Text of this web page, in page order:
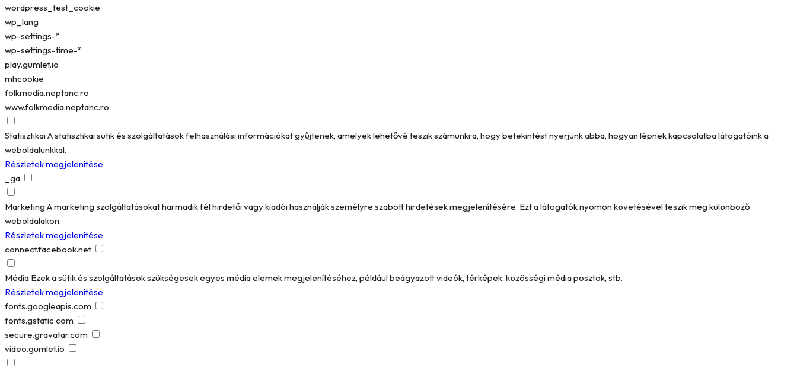
wordpress_test_cookie
wp_lang
wp-settings-*
wp-settings-time-*
play.gumlet.io
mhcookie
folkmedia.neptanc.ro
www.folkmedia.neptanc.ro
StatisztikaiA statisztikai sütik és szolgáltatások felhasználási információkat gyűjtenek, amelyek lehetővé teszik számunkra, hogy betekintést nyerjünk abba, hogyan lépnek kapcsolatba látogatóink a
weboldalunkkal.
Részletek megjelenítése
_ga
Marketing A marketing szolgáltatásokat harmadik fél hirdetői vagy kiadói használják személyre szabott hirdetések megjelenítésére. Ezt a látogatók nyomon követésével teszik meg különböző
weboldalakon.
Részletek megjelenítése
connect.facebook.net
Média Ezek a sütik és szolgáltatások szükségesek egyes média elemek megjelenítéséhez, például beágyazott videók, térképek, közösségi média posztok, stb.
Részletek megjelenítése
fonts.googleapis.com
fonts.gstatic.com
secure.gravatar.com
video.gumlet.io